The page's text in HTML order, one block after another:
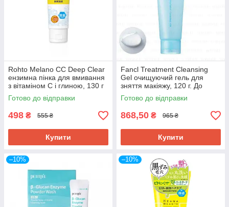
Rohto Melano CC Deep Clear
ензимна пінка для вмивання
з вітаміном С і глиною, 130 г
Готово до відправки
498 ₴ 555 ₴
Купити
Fancl Treatment Cleansing
Gel очищуючий гель для
зняття макіяжу, 120 г. До
12/2026
Готово до відправки
868,50 ₴ 965 ₴
Купити
–10% –10%